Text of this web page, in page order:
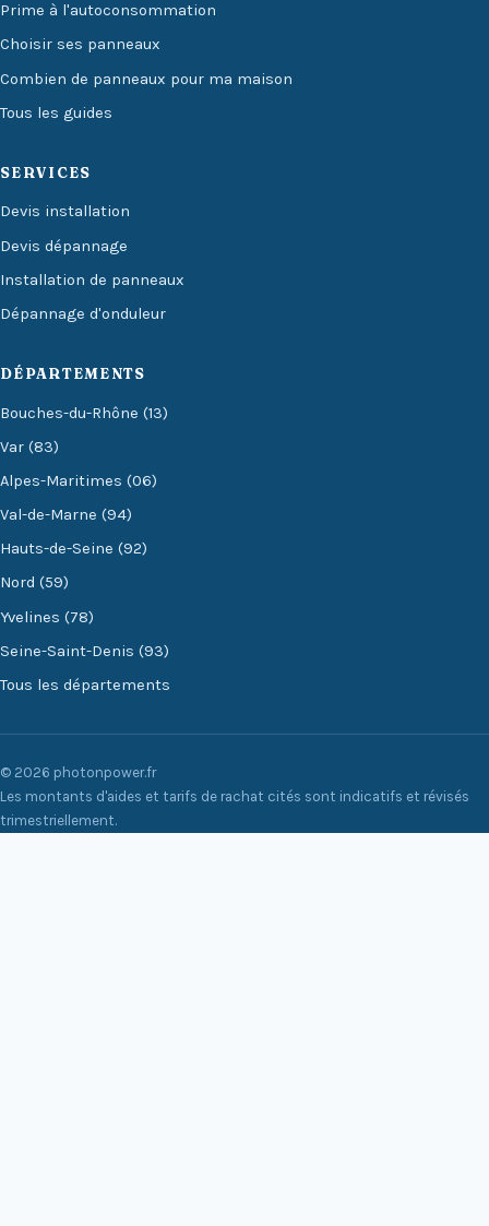
Prime à l'autoconsommation
Choisir ses panneaux
Combien de panneaux pour ma maison
Tous les guides
SERVICES
Devis installation
Devis dépannage
Installation de panneaux
Dépannage d'onduleur
DÉPARTEMENTS
Bouches-du-Rhône (13)
Var (83)
Alpes-Maritimes (06)
Val-de-Marne (94)
Hauts-de-Seine (92)
Nord (59)
Yvelines (78)
Seine-Saint-Denis (93)
Tous les départements
© 2026 photonpower.fr
Les montants d'aides et tarifs de rachat cités sont indicatifs et révisés
trimestriellement.